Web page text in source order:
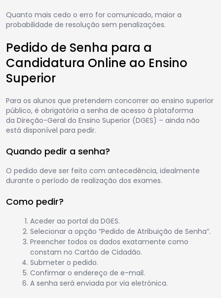
Quanto mais cedo o erro for comunicado, maior a
probabilidade de resolução sem penalizações.
Pedido de Senha para a
Candidatura Online ao Ensino
Superior
Para os alunos que pretendem concorrer ao ensino superior
público, é obrigatória a senha de acesso à plataforma
da Direção-Geral do Ensino Superior (DGES) – ainda não
está disponível para pedir.
Quando pedir a senha?
O pedido deve ser feito com antecedência, idealmente
durante o período de realização dos exames.
Como pedir?
Aceder ao portal da DGES.
Selecionar a opção “Pedido de Atribuição de Senha”.
Preencher todos os dados exatamente como
constam no Cartão de Cidadão.
Submeter o pedido.
Confirmar o endereço de e-mail.
A senha será enviada por via eletrónica.